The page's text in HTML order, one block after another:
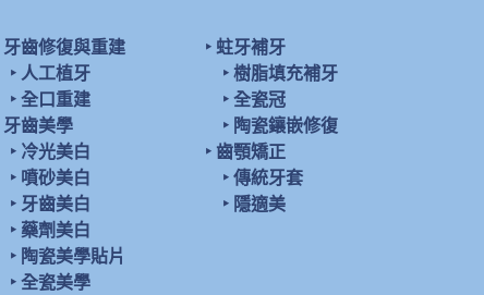
牙齒修復與重建
‣ 人工植牙
‣全口重建
牙齒美學
‣ 冷光美白
‣ 噴砂美白
‣ 牙齒美白
‣ 藥劑美白
‣ 陶瓷美學貼片
‣全瓷美學
‣ 蛀牙補牙
‣ 樹脂填充補牙
‣ 全瓷冠
‣ 陶瓷鑲嵌修復
‣ 齒顎矯正
‣ 傳統牙套
‣ 隱適美